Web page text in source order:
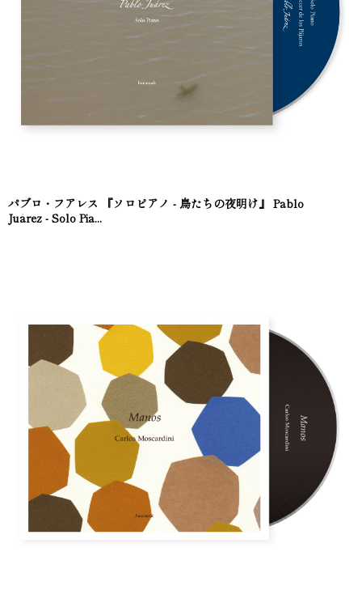
パブロ・フアレス 『ソロピアノ - 鳥たちの夜明け』 Pablo
Juárez - Solo Pia...